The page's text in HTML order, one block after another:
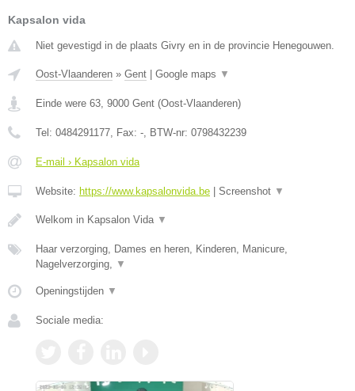
Kapsalon vida
Niet gevestigd in de plaats Givry en in de provincie Henegouwen.
Oost-Vlaanderen » Gent Google maps ▼
Einde were 63, 9000 Gent (Oost-Vlaanderen)
Tel: 0484291177, Fax: -, BTW-nr: 0798432239
E-mail › Kapsalon vida
Website: https://www.kapsalonvida.be Screenshot ▼
Welkom in Kapsalon Vida ▼
Haar verzorging, Dames en heren, Kinderen, Manicure,
Nagelverzorging, ▼
Openingstijden ▼
Sociale media: